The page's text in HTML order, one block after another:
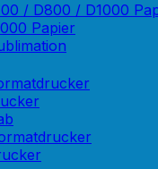
/ D800 / D1000
Papier